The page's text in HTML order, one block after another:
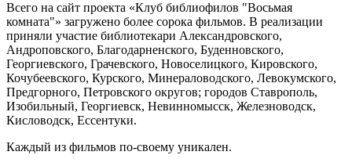
Всего на сайт проекта «Клуб библиофилов "Восьмая
комната"» загружено более сорока фильмов. В реализации
приняли участие библиотекари Александровского,
Андроповского, Благодарненского, Буденновского,
Георгиевского, Грачевского, Новоселицкого, Кировского,
Кочубеевского, Курского, Минераловодского, Левокумского,
Предгорного, Петровского округов; городов Ставрополь,
Изобильный, Георгиевск, Невинномысск, Железноводск,
Кисловодск, Ессентуки.
Каждый из фильмов по-своему уникален.